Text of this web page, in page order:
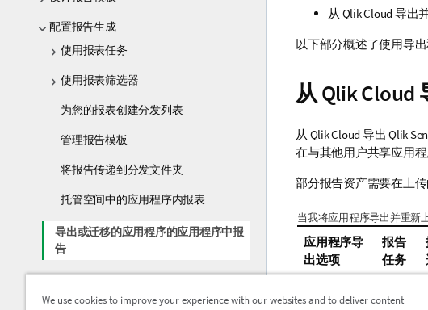
配置报告生成
使用报表任务
使用报表筛选器
为您的报表创建分发列表
管理报告模板
将报告传递到分发文件夹
托管空间中的应用程序内报表
导出或迁移的应用程序的应用程序中报
告
从 Qlik Cloud 导出
以下部分概述了使用导
从Qlik Cloud
从 Qlik Cloud 导出 Qlik
在与其他用户共享应用
部分报告资产需要在上
当我将应用程序导出并重新
应用程序导
出选项
报告
任务
We use cookies to improve your experience with our websites and to deliver content